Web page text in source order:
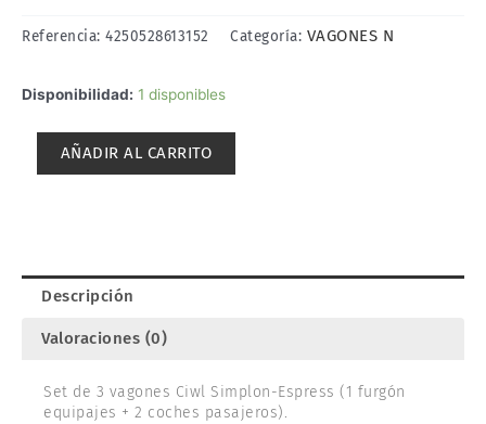
Referencia: 4250528613152 Categoría: VAGONES N
Disponibilidad: 1 disponibles
SET
VAGONES
cantidad
AÑADIR AL CARRITO
Descripción
Valoraciones (0)
Set de 3 vagones Ciwl Simplon-Espress (1 furgón
equipajes + 2 coches pasajeros).